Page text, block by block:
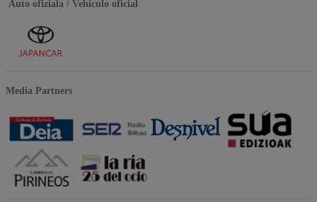
Auto ofiziala / Vehículo oficial
Media Partners